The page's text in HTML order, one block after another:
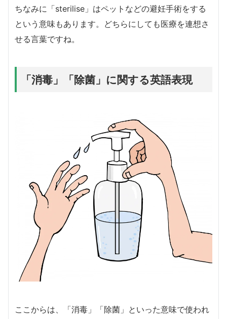
ちなみに「sterilise」はペットなどの避妊手術をする
という意味もあります。どちらにしても医療を連想さ
せる言葉ですね。
「消毒」「除菌」に関する英語表現
ここからは、「消毒」「除菌」といった意味で使われ